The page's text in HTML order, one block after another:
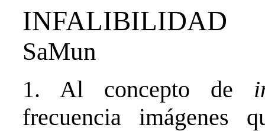
INFALIBILIDAD
SaMun
1. Al concepto de
frecuencia imágenes